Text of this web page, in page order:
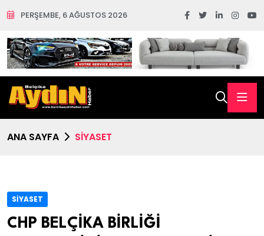
PERŞEMBE, 6 AĞUSTOS 2026
ANA SAYFA SİYASET
SİYASET
CHP BELÇİKA BİRLİĞİ